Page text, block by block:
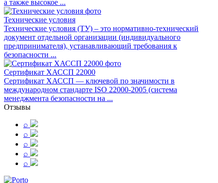
а также высокое ...
Технические условия
Технические условия (ТУ) – это нормативно-технический
документ отдельной организации (индивидуального
предпринимателя), устанавливающий требования к
безопасности ...
Сертификат ХАССП 22000
Сертификат ХАССП ― ключевой по значимости в
международном стандарте ISO 22000-2005 (система
менеджмента безопасности на ...
Отзывы
⌕
⌕
⌕
⌕
⌕